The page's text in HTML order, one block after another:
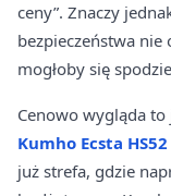
ceny”. Znaczy
bezpieczeństwa
mogłoby się
Cenowo wygląda to
Kumho Ecsta HS52
już strefa, gdzie